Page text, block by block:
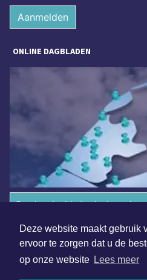
Deze website maakt gebruik
ervoor te zorgen dat u de
op onze website Lees meer
Aanmelden
ONLINE DAGBLADEN
Overige dagbladen in de regio
Algemene voorwaarden
Disclaimer